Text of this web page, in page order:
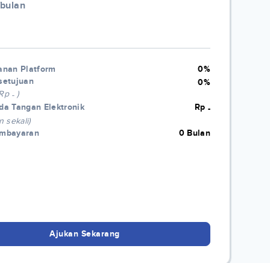
Platform
0%
-)
0%
Tangan Elektronik
sekali)
Rp -
0 Bulan
Ajukan Sekarang